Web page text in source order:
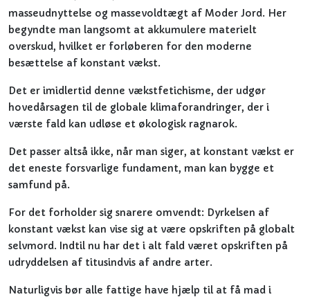
masseudnyttelse og massevoldtægt af Moder Jord. Her
begyndte man langsomt at akkumulere materielt
overskud, hvilket er forløberen for den moderne
besættelse af konstant vækst.
Det er imidlertid denne vækstfetichisme, der udgør
hovedårsagen til de globale klimaforandringer, der i
værste fald kan udløse et økologisk ragnarok.
Det passer altså ikke, når man siger, at konstant vækst er
det eneste forsvarlige fundament, man kan bygge et
samfund på.
For det forholder sig snarere omvendt: Dyrkelsen af
konstant vækst kan vise sig at være opskriften på globalt
selvmord. Indtil nu har det i alt fald været opskriften på
udryddelsen af titusindvis af andre arter.
Naturligvis bør alle fattige have hjælp til at få mad i